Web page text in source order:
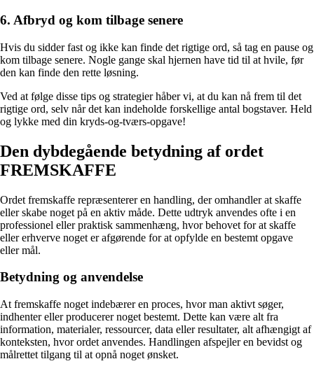
6. Afbryd og kom tilbage senere
Hvis du sidder fast og ikke kan finde det rigtige ord, så tag en pause og
kom tilbage senere. Nogle gange skal hjernen have tid til at hvile, før
den kan finde den rette løsning.
Ved at følge disse tips og strategier håber vi, at du kan nå frem til det
rigtige ord, selv når det kan indeholde forskellige antal bogstaver. Held
og lykke med din kryds-og-tværs-opgave!
Den dybdegående betydning af ordet
FREMSKAFFE
Ordet fremskaffe repræsenterer en handling, der omhandler at skaffe
eller skabe noget på en aktiv måde. Dette udtryk anvendes ofte i en
professionel eller praktisk sammenhæng, hvor behovet for at skaffe
eller erhverve noget er afgørende for at opfylde en bestemt opgave
eller mål.
Betydning og anvendelse
At fremskaffe noget indebærer en proces, hvor man aktivt søger,
indhenter eller producerer noget bestemt. Dette kan være alt fra
information, materialer, ressourcer, data eller resultater, alt afhængigt af
konteksten, hvor ordet anvendes. Handlingen afspejler en bevidst og
målrettet tilgang til at opnå noget ønsket.